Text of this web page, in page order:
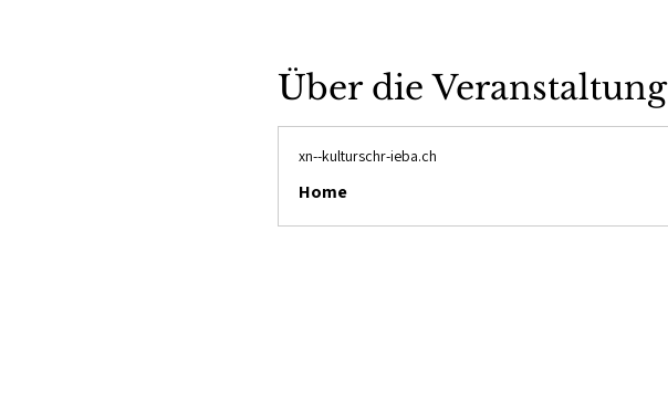
Über die Veranstaltung
xn--kulturschr-ieba.ch
Home